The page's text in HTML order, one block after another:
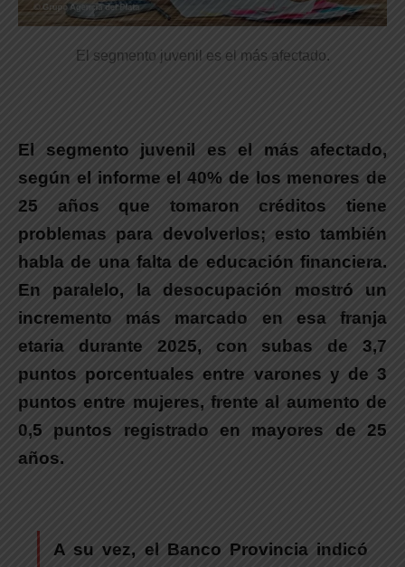
El segmento juvenil es el más afectado.
El segmento juvenil es el más afectado,
según el informe el 40% de los menores de
25 años que tomaron créditos tiene
problemas para devolverlos; esto también
habla de una falta de educación financiera.
En paralelo, la desocupación mostró un
incremento más marcado en esa franja
etaria durante 2025, con subas de 3,7
puntos porcentuales entre varones y de 3
puntos entre mujeres, frente al aumento de
0,5 puntos registrado en mayores de 25
años.
A su vez, el Banco Provincia indicó